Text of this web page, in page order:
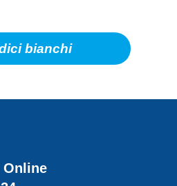
bianchi
Online